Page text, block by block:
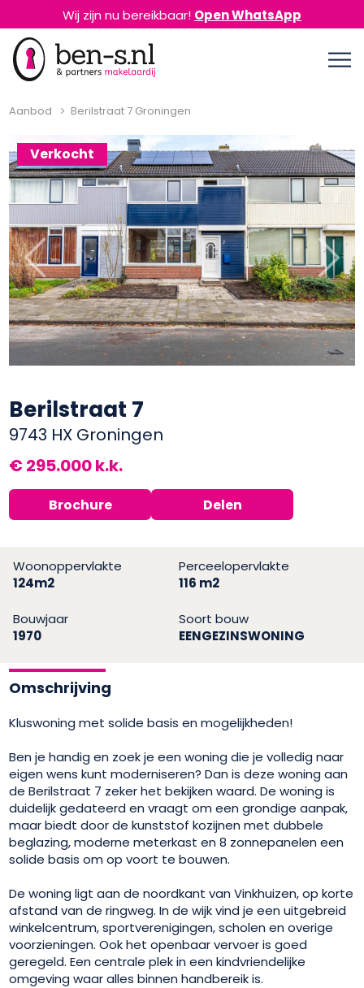
Wij zijn nu bereikbaar! Open WhatsApp
Aanbod Berilstraat 7 Groningen
Verkocht
Previous Next
Berilstraat 7
9743 HX Groningen
€ 295.000 k.k.
Brochure Delen
Woonoppervlakte
124m2
Perceelopervlakte
116 m2
Bouwjaar
1970
Soort bouw
EENGEZINSWONING
Omschrijving
Kluswoning met solide basis en mogelijkheden!
Ben je handig en zoek je een woning die je volledig naar
eigen wens kunt moderniseren? Dan is deze woning aan
de Berilstraat 7 zeker het bekijken waard. De woning is
duidelijk gedateerd en vraagt om een grondige aanpak,
maar biedt door de kunststof kozijnen met dubbele
beglazing, moderne meterkast en 8 zonnepanelen een
solide basis om op voort te bouwen.
De woning ligt aan de noordkant van Vinkhuizen, op korte
afstand van de ringweg. In de wijk vind je een uitgebreid
winkelcentrum, sportverenigingen, scholen en overige
voorzieningen. Ook het openbaar vervoer is goed
geregeld. Een centrale plek in een kindvriendelijke
omgeving waar alles binnen handbereik is.